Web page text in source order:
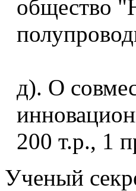
общество
д). О
200 т.р., 1
Ученый